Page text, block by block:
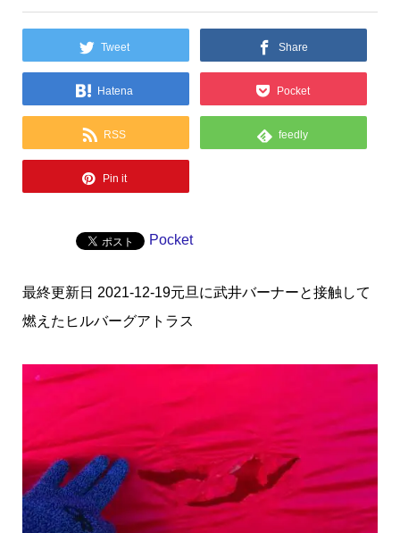
Tweet Share
Hatena Pocket
RSS feedly
Pin it
Pocket
最終更新日 2021-12-19元旦に武井バーナーと接触して
燃えたヒルバーグアトラス